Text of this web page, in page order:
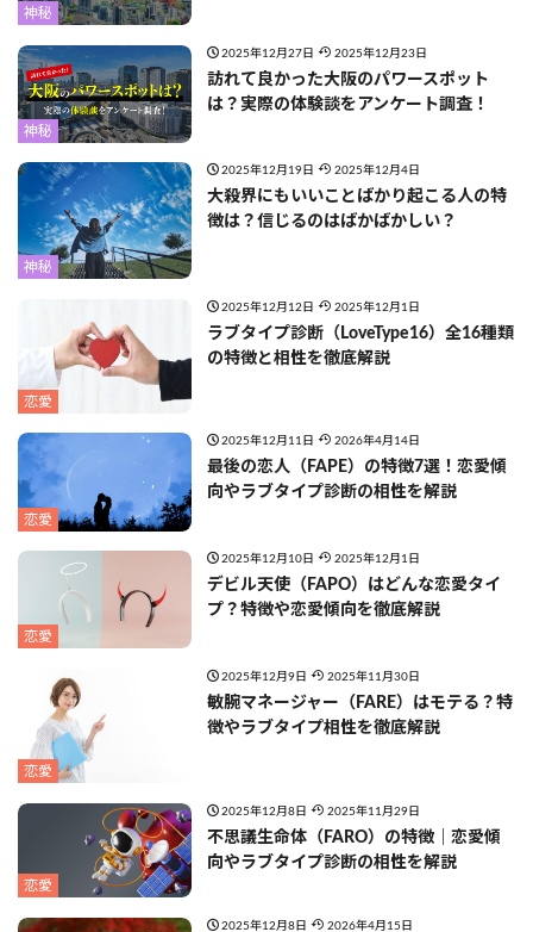
神秘
神秘
2025年12月27日 2025年12月23日
訪れて良かった大阪のパワースポット
は？実際の体験談をアンケート調査！
神秘
2025年12月19日 2025年12月4日
大殺界にもいいことばかり起こる人の特
徴は？信じるのはばかばかしい？
恋愛
2025年12月12日 2025年12月1日
ラブタイプ診断（LoveType16）全16種類
の特徴と相性を徹底解説
恋愛
2025年12月11日 2026年4月14日
最後の恋人（FAPE）の特徴7選！恋愛傾
向やラブタイプ診断の相性を解説
恋愛
2025年12月10日 2025年12月1日
デビル天使（FAPO）はどんな恋愛タイ
プ？特徴や恋愛傾向を徹底解説
恋愛
2025年12月9日 2025年11月30日
敏腕マネージャー（FARE）はモテる？特
徴やラブタイプ相性を徹底解説
恋愛
2025年12月8日 2025年11月29日
不思議生命体（FARO）の特徴｜恋愛傾
向やラブタイプ診断の相性を解説
2025年12月8日 2026年4月15日